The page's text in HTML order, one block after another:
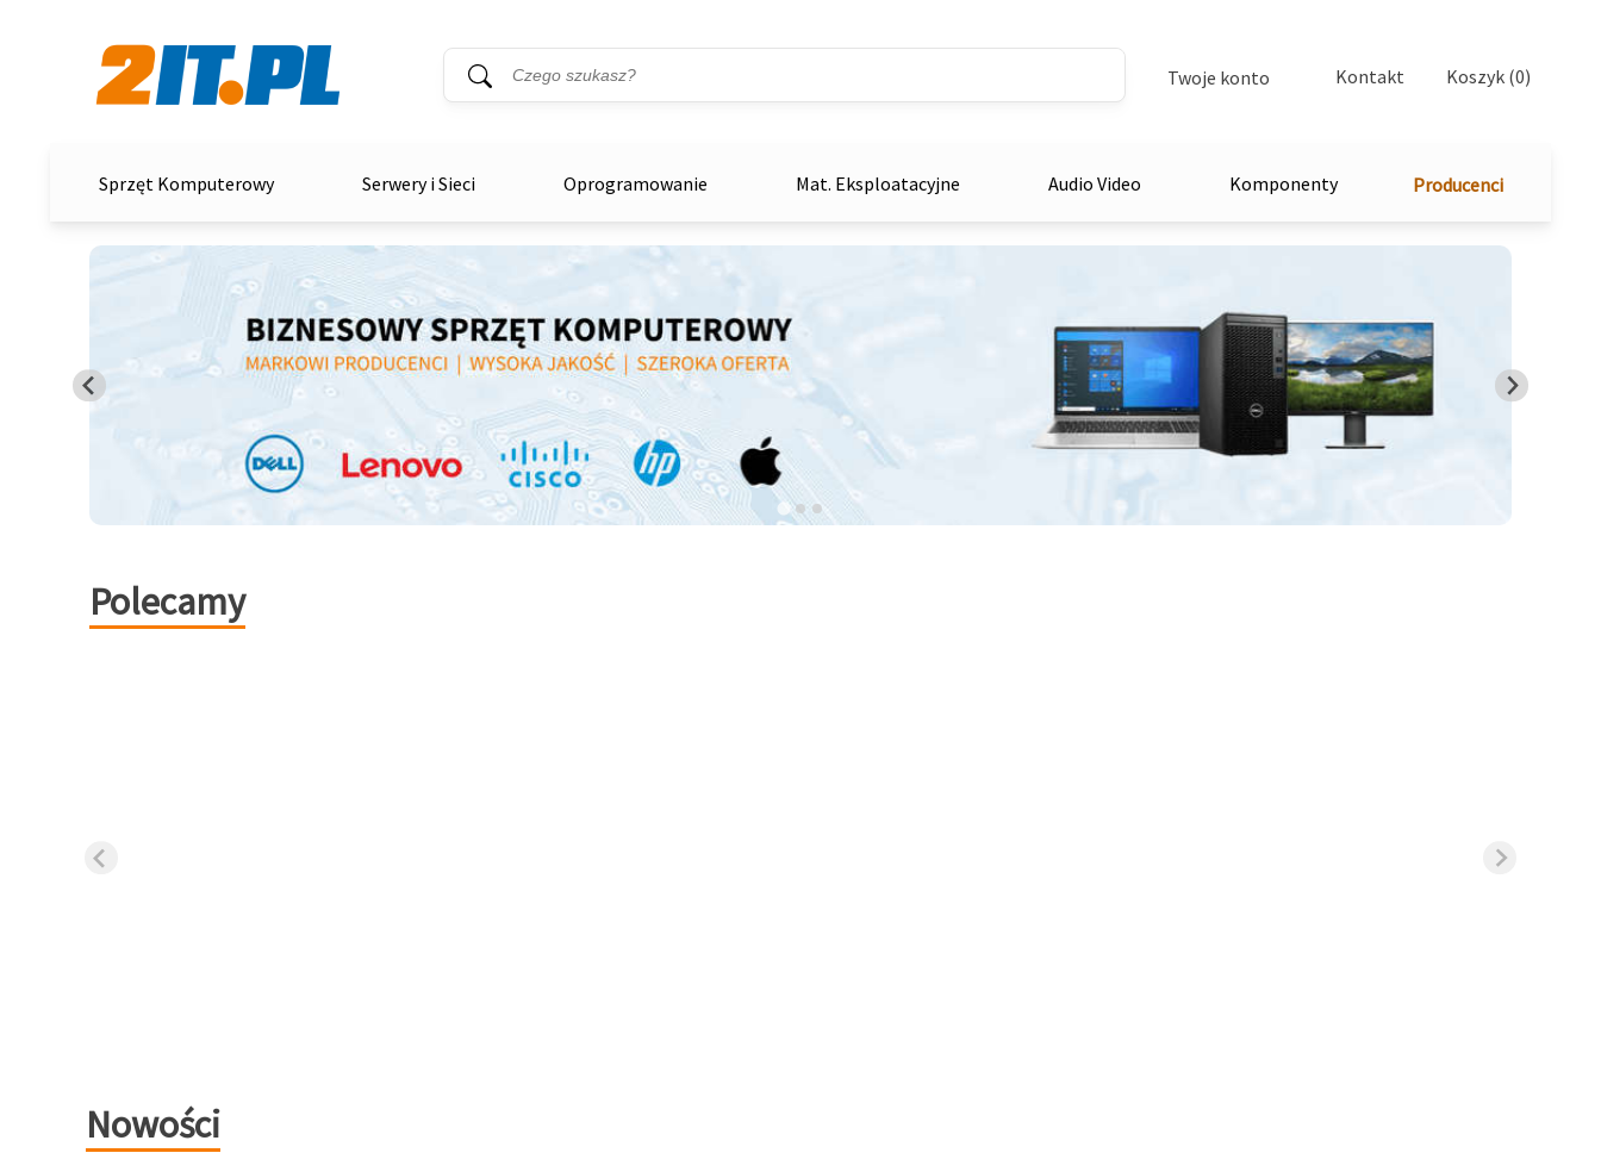
Wyszukiwarka
Słowo kluczowe
Twoje konto Kontakt Koszyk (0)
Sprzęt Komputerowy Serwery i Sieci Oprogramowanie Mat. Eksploatacyjne Audio Video Komponenty Producenci
Polecamy
Nowości